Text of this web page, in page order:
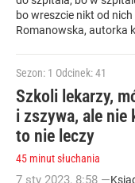
bo wreszcie nikt od
Romanowska, autorka
Sezon: 1 Odcinek: 41
Szkoli lekarzy,
i zszywa, ale nie
to nie leczy
45 minut słuchania
7 sty 2023, 8:58 —